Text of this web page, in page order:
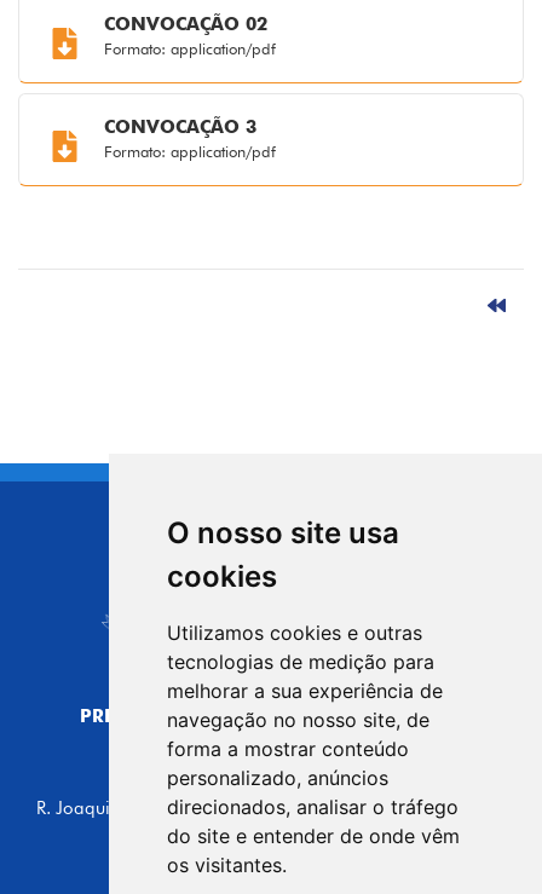
O nosso site usa
cookies
Utilizamos cookies e outras
tecnologias de medição para
melhorar a sua experiência de
navegação no nosso site, de
forma a mostrar conteúdo
personalizado, anúncios
direcionados, analisar o tráfego
do site e entender de onde vêm
os visitantes.
CONVOCAÇÃO 02
Formato: application/pdf
CONVOCAÇÃO 3
Formato: application/pdf
CIDADE DE
Carapicuíba
PREFEITURA MUNICIPAL DE CARAPICUÍBA
CNPJ: 44.892.693/0001-40
CENTRO ADMINISTRATIVO
R. Joaquim das Neves, 211 - Vila Caldas, Carapicuíba/SP
CEP: 06310-030, Brasil
Telefone: 4164-5500